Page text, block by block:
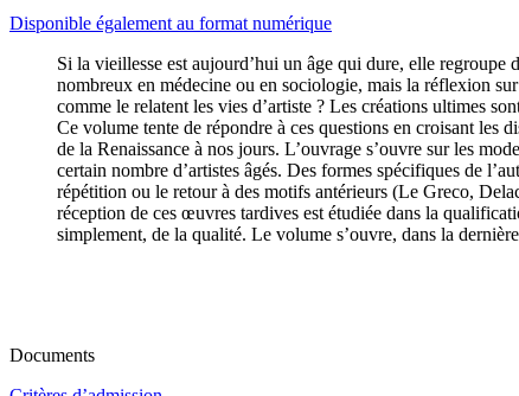
Disponible également au format numérique
Si la vieillesse est aujourd’hui un âge qui dure, elle
nombreux en médecine ou en sociologie, mais la réflexion
comme le relatent les vies d’artiste ? Les créations ultimes
Ce volume tente de répondre à ces questions en croisant les
de la Renaissance à nos jours. L’ouvrage s’ouvre sur les
certain nombre d’artistes âgés. Des formes spécifiques de
répétition ou le retour à des motifs antérieurs (Le Greco,
réception de ces œuvres tardives est étudiée dans la
simplement, de la qualité. Le volume s’ouvre, dans la
Documents